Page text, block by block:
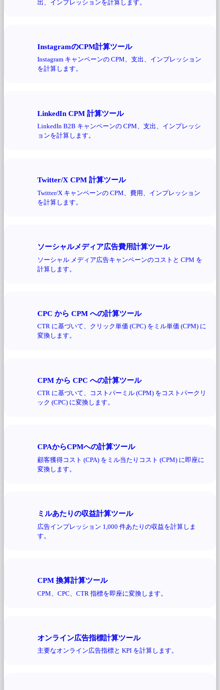
出、インプレッションを計算します。
InstagramのCPM計算ツール
Instagram キャンペーンの CPM、支出、インプレッション
を計算します。
LinkedIn CPM 計算ツール
LinkedIn B2B キャンペーンの CPM、支出、インプレッシ
ョンを計算します。
Twitter/X CPM 計算ツール
Twitter/X キャンペーンの CPM、費用、インプレッション
を計算します。
ソーシャルメディア広告費用計算ツール
ソーシャル メディア広告キャンペーンのコストと CPM を
計算します。
CPC から CPM への計算ツール
CTR に基づいて、クリック単価 (CPC) をミル単価 (CPM) に
変換します。
CPM から CPC への計算ツール
CTR に基づいて、コストパーミル (CPM) をコストパークリ
ック (CPC) に変換します。
CPAからCPMへの計算ツール
顧客獲得コスト (CPA) をミル当たりコスト (CPM) に即座に
変換します。
ミルあたりの収益計算ツール
広告インプレッション 1,000 件あたりの収益を計算しま
す。
CPM 換算計算ツール
CPM、CPC、CTR 指標を即座に変換します。
オンライン広告指標計算ツール
主要なオンライン広告指標と KPI を計算します。